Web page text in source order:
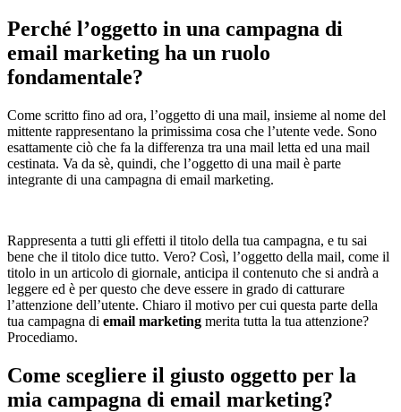
Perché l’oggetto in una campagna di
email marketing ha un ruolo
fondamentale?
Come scritto fino ad ora, l’oggetto di una mail, insieme al nome del
mittente rappresentano la primissima cosa che l’utente vede. Sono
esattamente ciò che fa la differenza tra una mail letta ed una mail
cestinata. Va da sè, quindi, che l’oggetto di una mail è parte
integrante di una campagna di email marketing.
Rappresenta a tutti gli effetti il titolo della tua campagna, e tu sai
bene che il titolo dice tutto. Vero? Così, l’oggetto della mail, come il
titolo in un articolo di giornale, anticipa il contenuto che si andrà a
leggere ed è per questo che deve essere in grado di catturare
l’attenzione dell’utente. Chiaro il motivo per cui questa parte della
tua campagna di email marketing merita tutta la tua attenzione?
Procediamo.
Come scegliere il giusto oggetto per la
mia campagna di email marketing?